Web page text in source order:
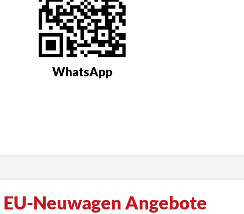
WhatsApp
Neuwagen Angebote